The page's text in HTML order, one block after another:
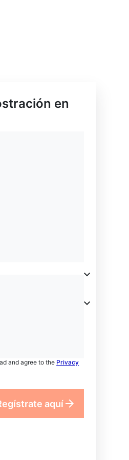
en
and agree to the Privacy
aquí